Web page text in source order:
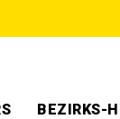
BEZIRKS-